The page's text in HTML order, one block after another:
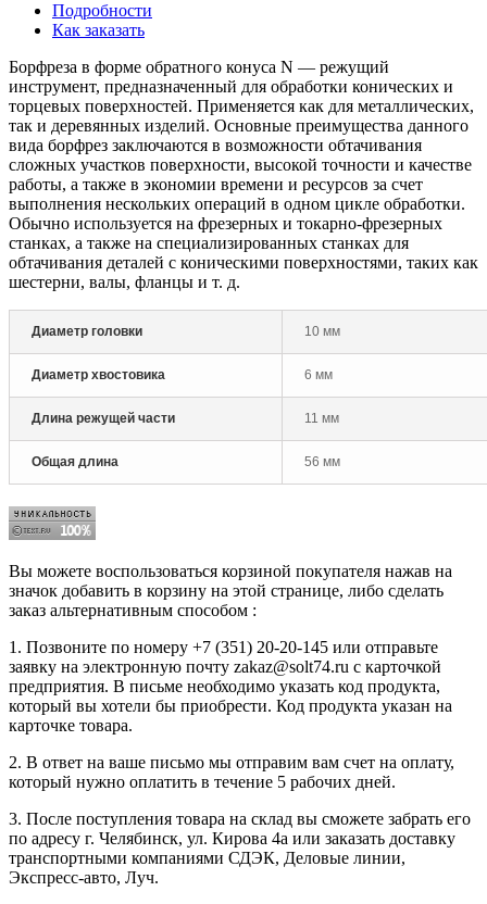
Подробности
Как заказать
Борфреза в форме обратного конуса N — режущий
инструмент, предназначенный для обработки конических и
торцевых поверхностей. Применяется как для металлических,
так и деревянных изделий. Основные преимущества данного
вида борфрез заключаются в возможности обтачивания
сложных участков поверхности, высокой точности и качестве
работы, а также в экономии времени и ресурсов за счет
выполнения нескольких операций в одном цикле обработки.
Обычно используется на фрезерных и токарно-фрезерных
станках, а также на специализированных станках для
обтачивания деталей с коническими поверхностями, таких как
шестерни, валы, фланцы и т. д.
Диаметр головки 10 мм
Диаметр хвостовика 6 мм
Длина режущей части 11 мм
Общая длина 56 мм
Вы можете воспользоваться корзиной покупателя нажав на
значок добавить в корзину на этой странице, либо сделать
заказ альтернативным способом :
1. Позвоните по номеру +7 (351) 20-20-145 или отправьте
заявку на электронную почту zakaz@solt74.ru с карточкой
предприятия. В письме необходимо указать код продукта,
который вы хотели бы приобрести. Код продукта указан на
карточке товара.
2. В ответ на ваше письмо мы отправим вам счет на оплату,
который нужно оплатить в течение 5 рабочих дней.
3. После поступления товара на склад вы сможете забрать его
по адресу г. Челябинск, ул. Кирова 4а или заказать доставку
транспортными компаниями СДЭК, Деловые линии,
Экспресс-авто, Луч.